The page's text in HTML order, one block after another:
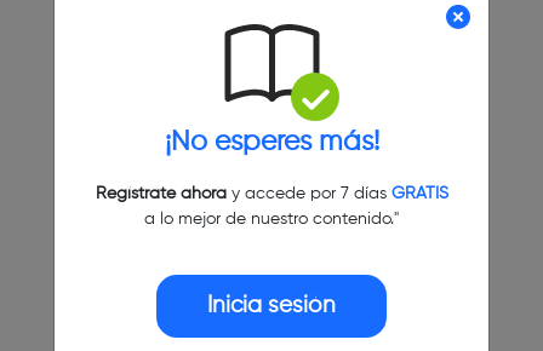
¡No esperes más!
Regístrate ahoray accede por 7 días GRATIS
a lo mejor de nuestro contenido."
Inicia sesión